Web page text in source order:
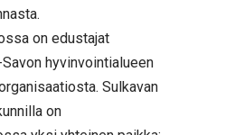
on edustajat
hyvinvointialueen
Sulkavan
on